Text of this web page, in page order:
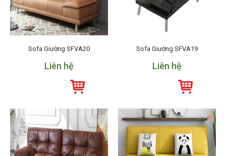
Sofa Giường SFVA20
Liên hệ
Sofa Giường SFVA19
Liên hệ